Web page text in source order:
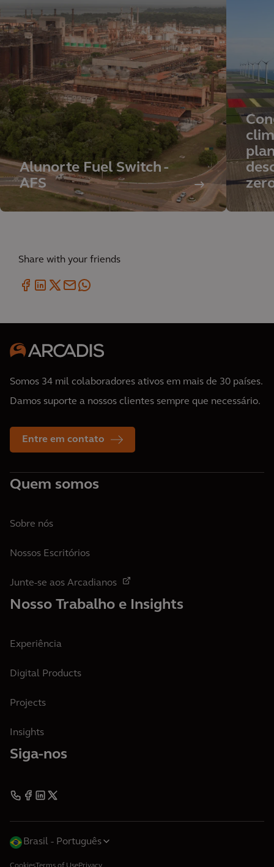
Alunorte Fuel Switch -
AFS
Share with your friends
Somos 34 mil colaboradores ativos em mais de 30 países.
Damos suporte a nossos clientes sempre que necessário.
Entre em contato
Quem somos
Sobre nós
Nossos Escritórios
Junte-se aos Arcadianos
Nosso Trabalho e Insights
Experiência
Digital Products
Projects
Insights
Siga-nos
Brasil Português